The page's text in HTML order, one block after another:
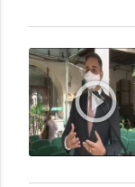
play_circle_outline